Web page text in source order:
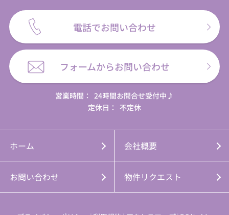
電話でお問い合わせ
フォームからお問い合わせ
営業時間：
24時間お問合せ受付中♪
定休日：
不定休
ホーム 会社概要
お問い合わせ 物件リクエスト